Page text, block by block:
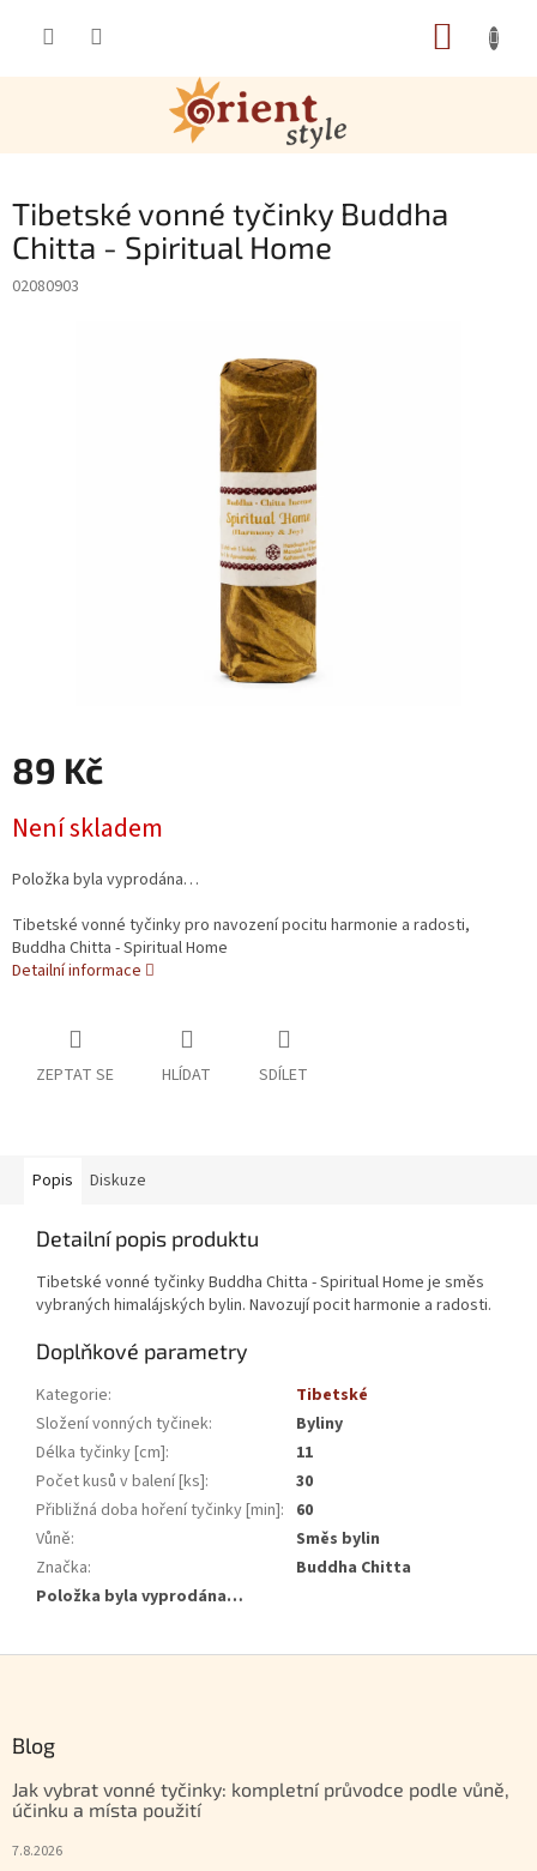
Tibetské vonné tyčinky Buddha
Chitta - Spiritual Home
02080903
89 Kč
Není skladem
Položka byla vyprodána…
Tibetské vonné tyčinky pro navození pocitu harmonie a radosti,
Buddha Chitta - Spiritual Home
Detailní informace
ZEPTAT SE HLÍDAT SDÍLET
Popis Diskuze
Detailní popis produktu
Tibetské vonné tyčinky Buddha Chitta - Spiritual Home je směs
vybraných himalájských bylin. Navozují pocit harmonie a radosti.
Doplňkové parametry
Kategorie:
Tibetské
Složení vonných tyčinek:
Byliny
Délka tyčinky [cm]:
11
Počet kusů v balení [ks]:
30
Přibližná doba hoření tyčinky [min]: 60
Vůně:
Směs bylin
Značka:
Buddha Chitta
Položka byla vyprodána…
Blog
Jak vybrat vonné tyčinky: kompletní průvodce podle vůně,
účinku a místa použití
7.8.2026